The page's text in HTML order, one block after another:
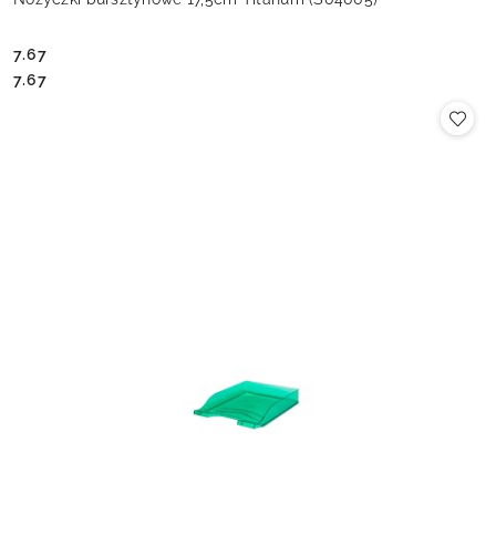
Cena:
7.67
Cena:
7.67